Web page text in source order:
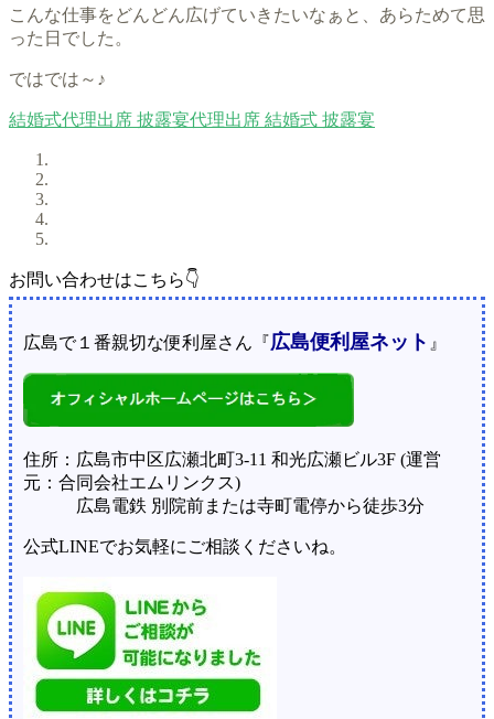
こんな仕事をどんどん広げていきたいなぁと、あらためて思
った日でした。
ではでは～♪
結婚式代理出席 披露宴代理出席 結婚式 披露宴
お問い合わせはこちら👇
広島で１番親切な便利屋さん『広島便利屋ネット 』
住所：広島市中区広瀬北町3-11 和光広瀬ビル3F (運営
元：合同会社エムリンクス)
広島電鉄 別院前または寺町電停から徒歩3分
公式LINEでお気軽にご相談くださいね。